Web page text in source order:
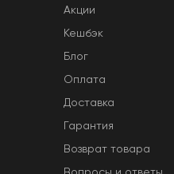
Акции
Кешбэк
Блог
Оплата
Доставка
Гарантия
Возврат товара